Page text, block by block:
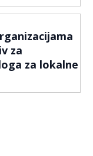
za
za lokalne